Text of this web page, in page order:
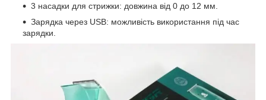
3 насадки для стрижки: довжина від 0 до 12 мм.
Зарядка через USB: можливість використання під час
зарядки.